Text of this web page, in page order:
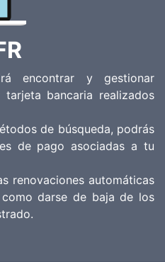
encontrar y gestionar
bancaria realizados
de búsqueda, podrás
de pago asociadas a tu
renovaciones automáticas
darse de baja de los